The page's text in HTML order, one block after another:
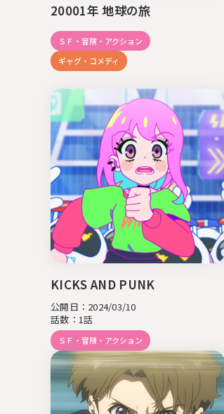
20001年 地球の旅
ＳＦ・冒険・アクション
ギャグ・コメディ
KICKS AND PUNK
公開日：2024/03/10
話数：1話
ＳＦ・冒険・アクション